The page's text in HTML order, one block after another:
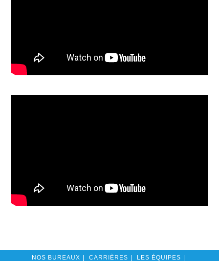
NOS BUREAUX CARRIÈRES LES ÉQUIPES